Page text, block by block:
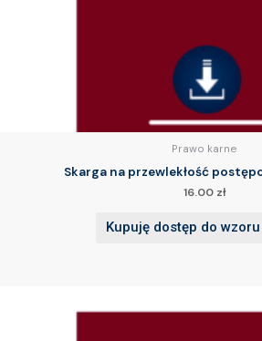
Prawo karne
Skarga na przewlekłość
16.00 zł
Kupuję dostęp do